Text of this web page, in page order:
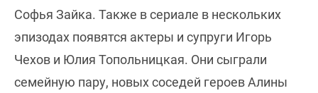
Софья Зайка. Также в сериале в нескольких
эпизодах появятся актеры и супруги Игорь
Чехов и Юлия Топольницкая. Они сыграли
семейную пару, новых соседей героев Алины